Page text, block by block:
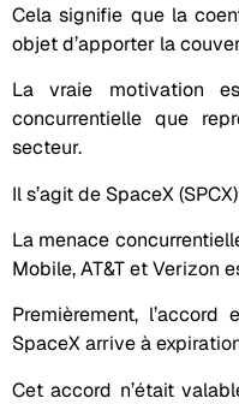
Cela signifie que la
objet d’apporter la
La vraie motivation
concurrentielle que
secteur.
Il s’agit de SpaceX
La menace
Mobile, AT&T et Verizon
Premièrement,
SpaceX arrive à
Cet accord n’était